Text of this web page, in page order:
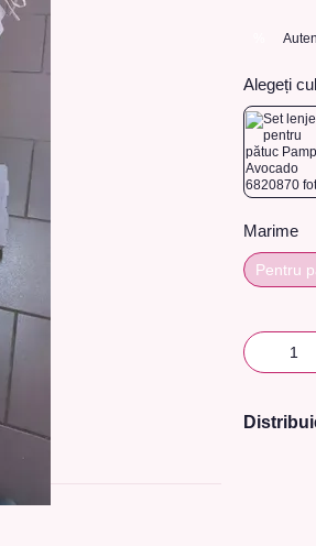
Alegeți
Marime
Pentru